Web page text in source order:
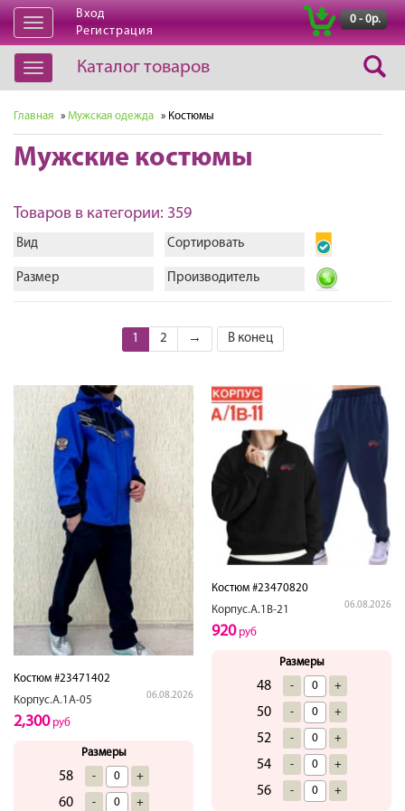
Открыть
навигацию
Вход
Регистрация
0 - 0р.
Открыть
навигацию
Каталог товаров
Главная » Мужская одежда » Костюмы
Мужские костюмы
Товаров в категории: 359
Вид Сортировать
Размер Производитель
1 2 → В конец
Костюм #23471402
Корпус.А.1А-05
06.08.2026
2,300руб
Размеры
58 - +
60 - +
Костюм #23470820
Корпус.А.1В-21
06.08.2026
920руб
Размеры
48 - +
50 - +
52 - +
54 - +
56 - +